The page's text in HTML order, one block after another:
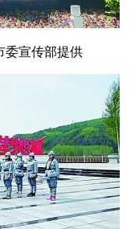
委宣传部提供